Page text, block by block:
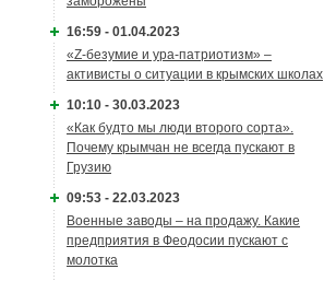
16:59 - 01.04.2023
«Z-безумие и ура-патриотизм» –
активисты о ситуации в крымских школах
10:10 - 30.03.2023
«Как будто мы люди второго сорта».
Почему крымчан не всегда пускают в
Грузию
09:53 - 22.03.2023
Военные заводы – на продажу. Какие
предприятия в Феодосии пускают с
молотка